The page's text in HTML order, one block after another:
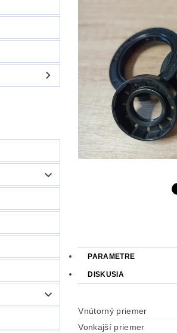
PARAMETRE
DISKUSIA
Vnútorný priemer
Vonkajší priemer